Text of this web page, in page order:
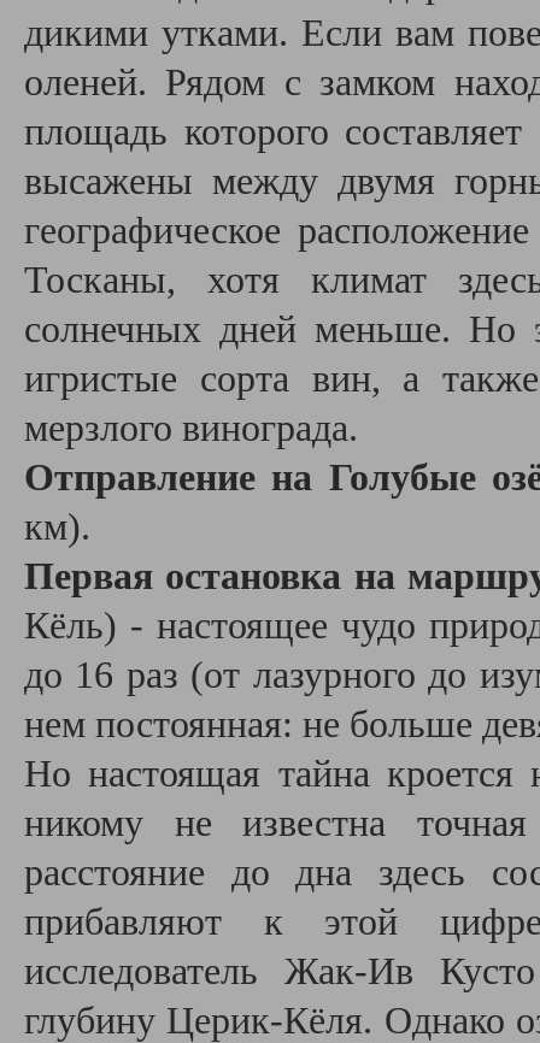
дикими утками. Если вам
оленей. Рядом с замком
площадь которого
высажены между двумя
географическое
Тосканы, хотя климат
солнечных дней меньше. Но
игристые сорта вин, а
мерзлого винограда.
Отправление на Голубые
км).
Первая остановка на
Кёль) - настоящее чудо
до 16 раз (от лазурного до
нем постоянная: не больше
Но настоящая тайна
никому не известна
расстояние до дна здесь
прибавляют к этой
исследователь Жак-Ив
глубину Церик-Кёля. Однако